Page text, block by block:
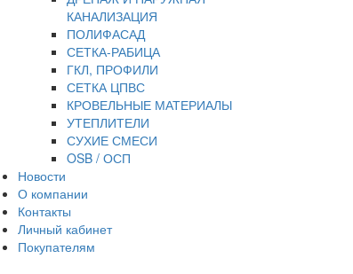
КАНАЛИЗАЦИЯ
ПОЛИФАСАД
СЕТКА-РАБИЦА
ГКЛ, ПРОФИЛИ
СЕТКА ЦПВС
КРОВЕЛЬНЫЕ МАТЕРИАЛЫ
УТЕПЛИТЕЛИ
СУХИЕ СМЕСИ
OSB / ОСП
Новости
О компании
Контакты
Личный кабинет
Покупателям